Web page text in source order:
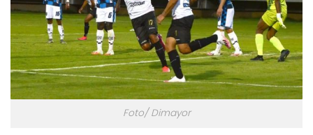
Foto/ Dimayor